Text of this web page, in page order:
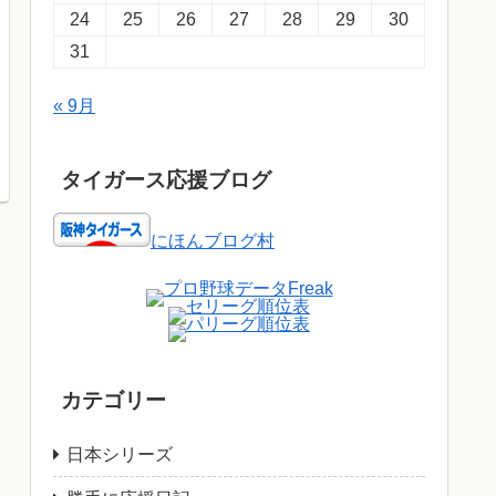
24
25 26 27 28 29
30
31
« 9月
タイガース応援ブログ
にほんブログ村
カテゴリー
日本シリーズ